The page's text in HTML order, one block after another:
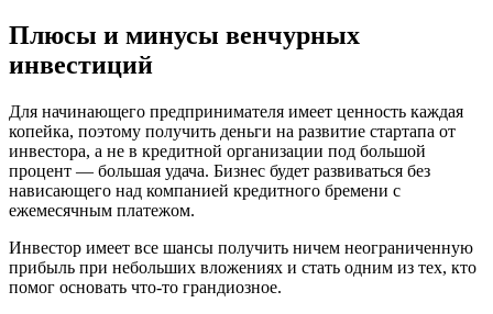
Плюсы и минусы венчурных
инвестиций
Для начинающего предпринимателя имеет ценность каждая
копейка, поэтому получить деньги на развитие стартапа от
инвестора, а не в кредитной организации под большой
процент — большая удача. Бизнес будет развиваться без
нависающего над компанией кредитного бремени с
ежемесячным платежом.
Инвестор имеет все шансы получить ничем неограниченную
прибыль при небольших вложениях и стать одним из тех, кто
помог основать что-то грандиозное.